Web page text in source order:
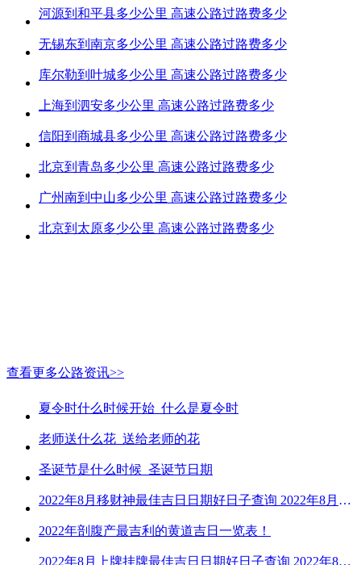
河源到和平县多少公里 高速公路过路费多少
无锡东到南京多少公里 高速公路过路费多少
库尔勒到叶城多少公里 高速公路过路费多少
上海到泗安多少公里 高速公路过路费多少
信阳到商城县多少公里 高速公路过路费多少
北京到青岛多少公里 高速公路过路费多少
广州南到中山多少公里 高速公路过路费多少
北京到太原多少公里 高速公路过路费多少
查看更多公路资讯>>
夏令时什么时候开始_什么是夏令时
老师送什么花_送给老师的花
圣诞节是什么时候_圣诞节日期
2022年8月移财神最佳吉日日期好日子查询 2022年8月移财神吉日一览
2022年剖腹产最吉利的黄道吉日一览表！
2022年8月上牌挂牌最佳吉日日期好日子查询 2022年8月上牌吉日精选